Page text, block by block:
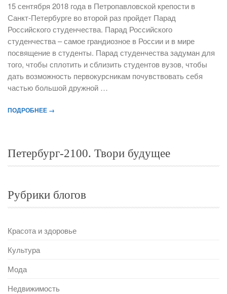
15 сентября 2018 года в Петропавловской крепости в
Санкт-Петербурге во второй раз пройдет Парад
Российского студенчества. Парад Российского
студенчества – самое грандиозное в России и в мире
посвящение в студенты. Парад студенчества задуман для
того, чтобы сплотить и сблизить студентов вузов, чтобы
дать возможность первокурсникам почувствовать себя
частью большой дружной …
ПОДРОБНЕЕ →
Петербург-2100. Твори будущее
Рубрики блогов
Красота и здоровье
Культура
Мода
Недвижимость